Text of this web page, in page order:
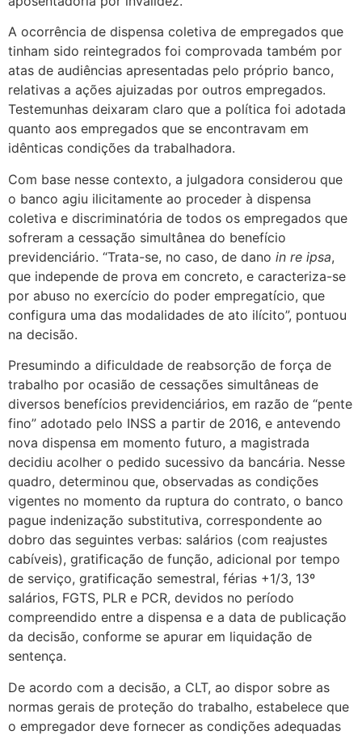
A ocorrência de dispensa coletiva de empregados que
tinham sido reintegrados foi comprovada também por
atas de audiências apresentadas pelo próprio banco,
relativas a ações ajuizadas por outros empregados.
Testemunhas deixaram claro que a política foi adotada
quanto aos empregados que se encontravam em
idênticas condições da trabalhadora.
Com base nesse contexto, a julgadora considerou que
o banco agiu ilicitamente ao proceder à dispensa
coletiva e discriminatória de todos os empregados que
sofreram a cessação simultânea do benefício
previdenciário. “Trata-se, no caso, de dano in re ipsa,
que independe de prova em concreto, e caracteriza-se
por abuso no exercício do poder empregatício, que
configura uma das modalidades de ato ilícito”, pontuou
na decisão.
Presumindo a dificuldade de reabsorção de força de
trabalho por ocasião de cessações simultâneas de
diversos benefícios previdenciários, em razão de “pente
fino” adotado pelo INSS a partir de 2016, e antevendo
nova dispensa em momento futuro, a magistrada
decidiu acolher o pedido sucessivo da bancária. Nesse
quadro, determinou que, observadas as condições
vigentes no momento da ruptura do contrato, o banco
pague indenização substitutiva, correspondente ao
dobro das seguintes verbas: salários (com reajustes
cabíveis), gratificação de função, adicional por tempo
de serviço, gratificação semestral, férias +1/3, 13º
salários, FGTS, PLR e PCR, devidos no período
compreendido entre a dispensa e a data de publicação
da decisão, conforme se apurar em liquidação de
sentença.
De acordo com a decisão, a CLT, ao dispor sobre as
normas gerais de proteção do trabalho, estabelece que
o empregador deve fornecer as condições adequadas